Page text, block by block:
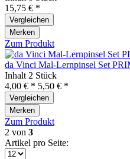
15,75 € *
Vergleichen
Merken
Zum Produkt
da Vinci Mal-Lernpinsel Set
Inhalt 2 Stück
4,00 € * 5,50 € *
Vergleichen
Merken
Zum Produkt
2 von 3
Artikel pro Seite: